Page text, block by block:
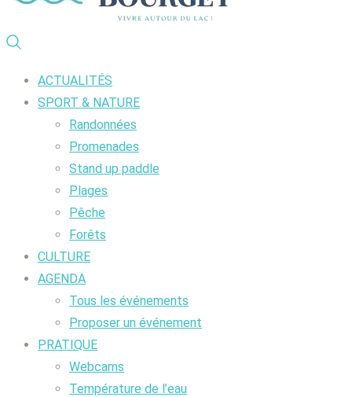
ACTUALITÉS
SPORT & NATURE
Randonnées
Promenades
Stand up paddle
Plages
Pêche
Forêts
CULTURE
AGENDA
Tous les événements
Proposer un événement
PRATIQUE
Webcams
Température de l’eau